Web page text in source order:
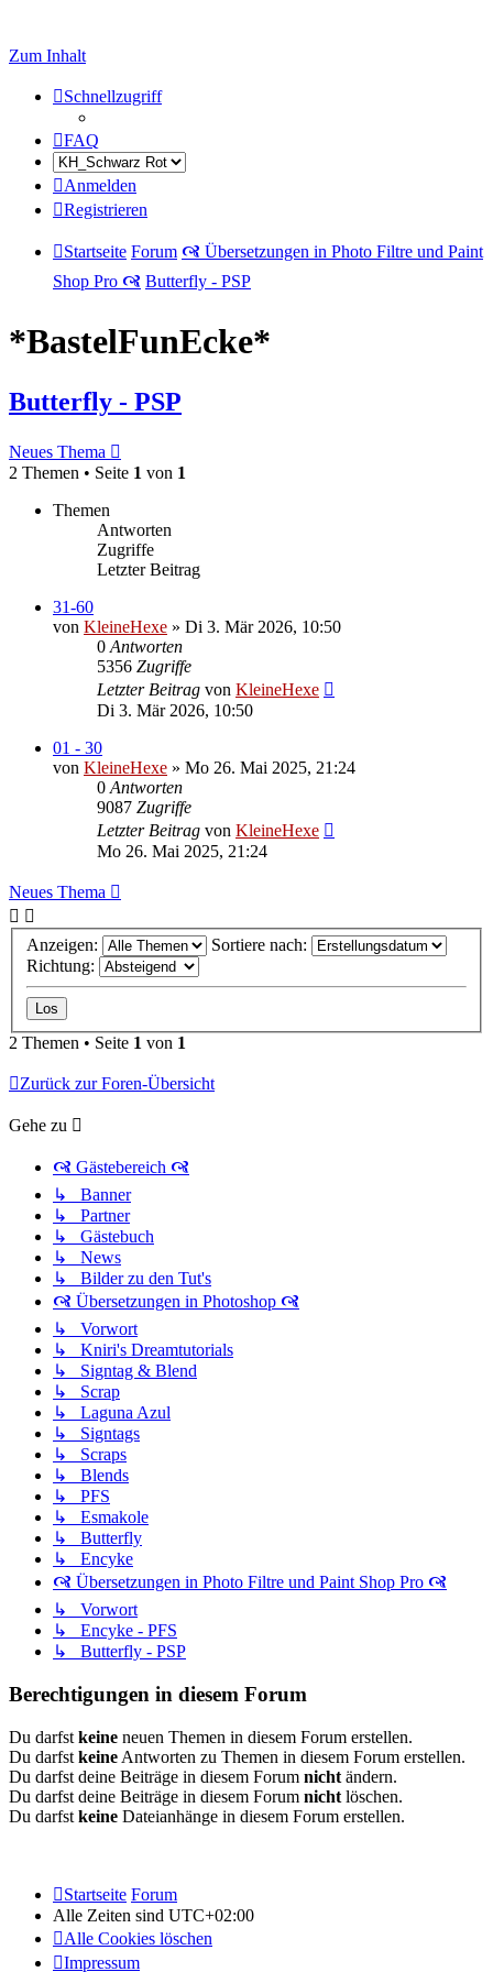
Zum Inhalt
Schnellzugriff
FAQ
Anmelden
Registrieren
Startseite Forum 🙧 Übersetzungen in Photo Filtre und Paint
Shop Pro 🙧 Butterfly - PSP
*BastelFunEcke*
Butterfly - PSP
Neues Thema
2 Themen • Seite 1 von 1
Themen
Antworten
Zugriffe
Letzter Beitrag
31-60
von KleineHexe » Di 3. Mär 2026, 10:50
0 Antworten
5356 Zugriffe
Letzter Beitrag von KleineHexe
Di 3. Mär 2026, 10:50
01 - 30
von KleineHexe » Mo 26. Mai 2025, 21:24
0 Antworten
9087 Zugriffe
Letzter Beitrag von KleineHexe
Mo 26. Mai 2025, 21:24
Neues Thema
Anzeigen:
Sortiere nach:
Richtung:
2 Themen • Seite 1 von 1
Zurück zur Foren-Übersicht
Gehe zu
🙧 Gästebereich 🙧
↳ Banner
↳ Partner
↳ Gästebuch
↳ News
↳ Bilder zu den Tut's
🙧 Übersetzungen in Photoshop 🙧
↳ Vorwort
↳ Kniri's Dreamtutorials
↳ Signtag & Blend
↳ Scrap
↳ Laguna Azul
↳ Signtags
↳ Scraps
↳ Blends
↳ PFS
↳ Esmakole
↳ Butterfly
↳ Encyke
🙧 Übersetzungen in Photo Filtre und Paint Shop Pro 🙧
↳ Vorwort
↳ Encyke - PFS
↳ Butterfly - PSP
Berechtigungen in diesem Forum
Du darfst keine neuen Themen in diesem Forum erstellen.
Du darfst keine Antworten zu Themen in diesem Forum erstellen.
Du darfst deine Beiträge in diesem Forum nicht ändern.
Du darfst deine Beiträge in diesem Forum nicht löschen.
Du darfst keine Dateianhänge in diesem Forum erstellen.
Startseite Forum
Alle Zeiten sind UTC+02:00
Alle Cookies löschen
Impressum